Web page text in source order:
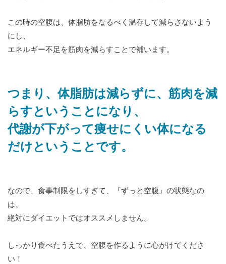
この時の空腹は、体脂肪をなるべく温存して減らさないよう
にし、
エネルギー不足を筋肉を減らすことで補います。
つまり、体脂肪は減らずに、筋肉を減
らすということになり、
代謝が下がって痩せにくい体になる
だけということです。
なので、食事制限をしすぎて、『ずっと空腹』の状態なの
は、
絶対にダイエットではオススメしません。
しっかり食べたうえで、空腹を作るように心がけてくださ
い！